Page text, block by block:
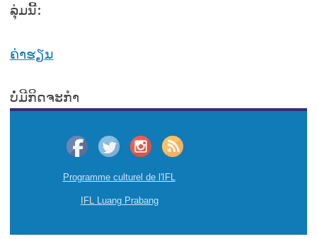
ລຸ່ມນີ້:
ຄ່າຮຽນ
ບໍ່ມີກິດຈະກໍາ
Programme culturel de l'IFL
IFL Luang Prabang